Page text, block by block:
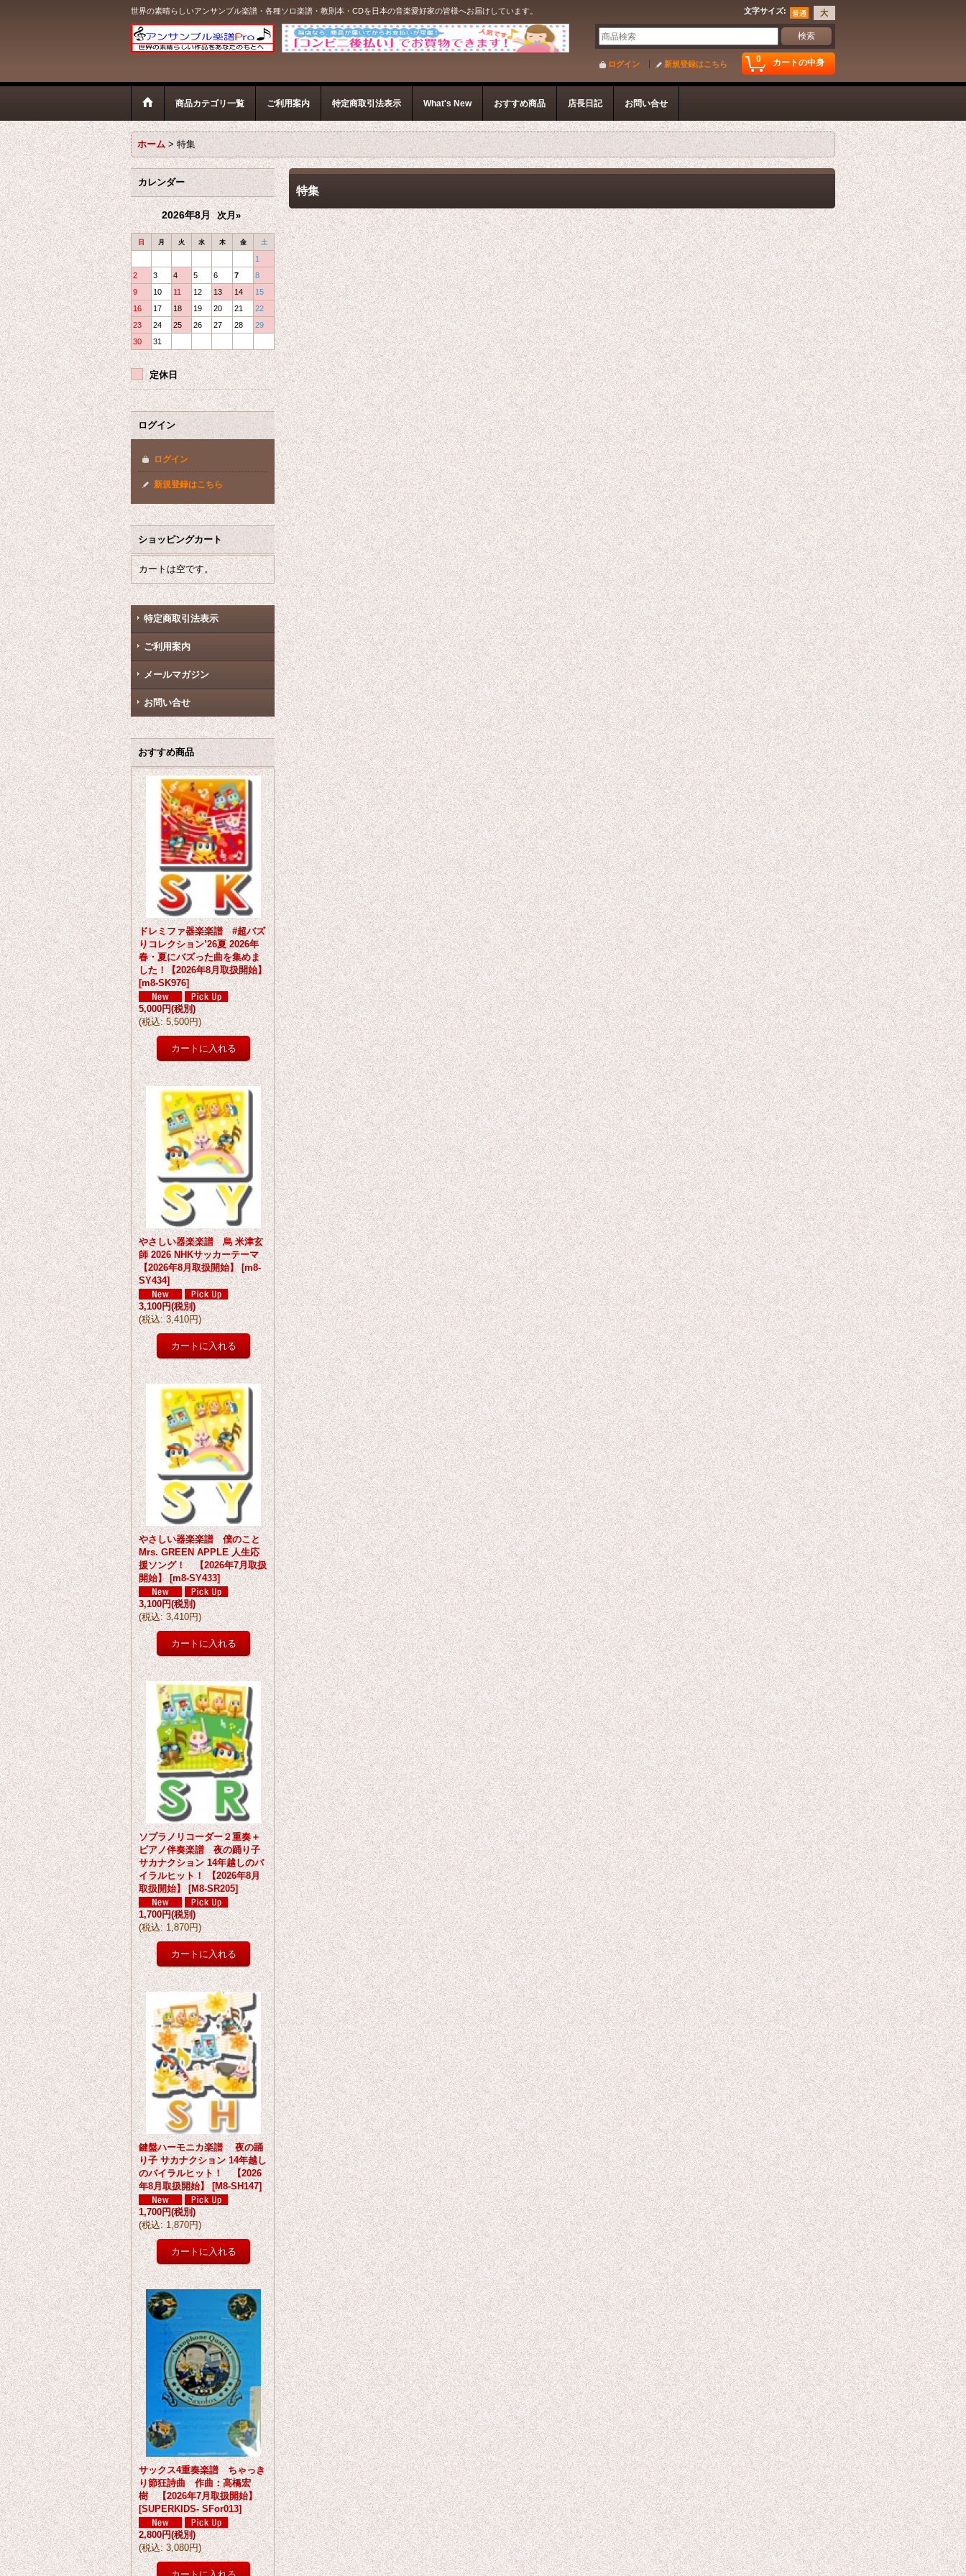
世界の素晴らしいアンサンブル楽譜・各種ソロ楽譜・教則本・CDを日本の音楽愛好家の皆様へお届けしています。 文字サイズ:
0 カートの中身
ログイン 新規登録はこちら
商品カテゴリ一覧 ご利用案内 特定商取引法表示 What's New おすすめ商品 店長日記 お問い合せ
ホーム > 特集
カレンダー
2026年8月 次月»
日 月 火 水 木 金 土
1
2
3 4 5 6 7
8
9
10 11 12 13 14
15
16
17 18 19 20 21
22
23
24 25 26 27 28
29
30
31
定休日
ログイン
ログイン
新規登録はこちら
ショッピングカート
カートは空です。
特定商取引法表示
ご利用案内
メールマガジン
お問い合せ
おすすめ商品
ドレミファ器楽楽譜 #超バズ
りコレクション’26夏 2026年
春・夏にバズった曲を集めま
した！【2026年8月取扱開始】
[m8-SK976]
5,000円(税別)
(税込: 5,500円)
やさしい器楽楽譜 烏 米津玄
師 2026 NHKサッカーテーマ
【2026年8月取扱開始】 [m8-
SY434]
3,100円(税別)
(税込: 3,410円)
やさしい器楽楽譜 僕のこと
Mrs. GREEN APPLE 人生応
援ソング！ 【2026年7月取扱
開始】 [m8-SY433]
3,100円(税別)
(税込: 3,410円)
ソプラノリコーダー２重奏＋
ピアノ伴奏楽譜 夜の踊り子
サカナクション 14年越しのバ
イラルヒット！ 【2026年8月
取扱開始】 [M8-SR205]
1,700円(税別)
(税込: 1,870円)
鍵盤ハーモニカ楽譜 夜の踊
り子 サカナクション 14年越し
のバイラルヒット！ 【2026
年8月取扱開始】 [M8-SH147]
1,700円(税別)
(税込: 1,870円)
サックス4重奏楽譜 ちゃっき
り節狂詩曲 作曲：高橋宏
樹 【2026年7月取扱開始】
[SUPERKIDS- SFor013]
2,800円(税別)
(税込: 3,080円)
特集